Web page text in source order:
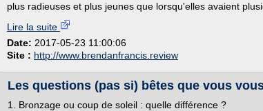
plus radieuses et plus jeunes que lorsqu'elles avaient
Lire la suite
Date: 2017-05-23 11:00:06
Site : http://www.brendanfrancis.review
Les questions (pas si) bêtes que vous
1. Bronzage ou coup de soleil : quelle différence ?